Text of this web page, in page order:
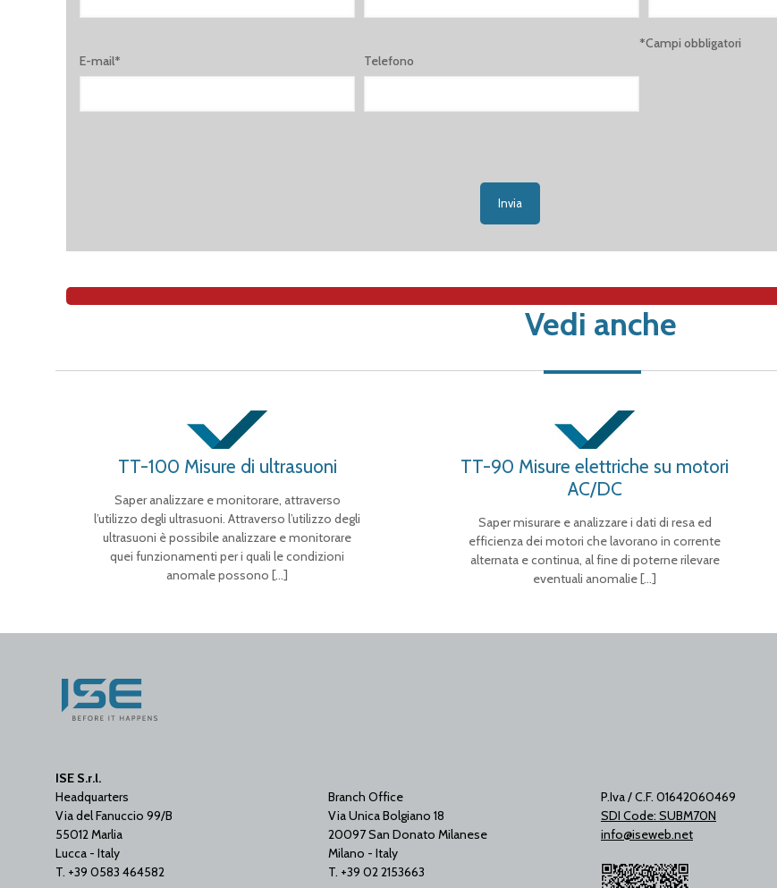
E-mail* Telefono
*Campi obbligatori
Vedi anche
TT-100 Misure di ultrasuoni
Saper analizzare e monitorare, attraverso
l’utilizzo degli ultrasuoni. Attraverso l’utilizzo degli
ultrasuoni è possibile analizzare e monitorare
quei funzionamenti per i quali le condizioni
anomale possono […]
TT-90 Misure elettriche su motori
AC/DC
Saper misurare e analizzare i dati di resa ed
efficienza dei motori che lavorano in corrente
alternata e continua, al fine di poterne rilevare
eventuali anomalie[…]
ISE S.r.l.
Headquarters
Via del Fanuccio 99/B
55012 Marlia
Lucca - Italy
T. +39 0583 464582
Branch Office
Via Unica Bolgiano 18
20097 San Donato Milanese
Milano - Italy
T. +39 02 2153663
P.Iva / C.F. 01642060469
SDI Code: SUBM70N
info@iseweb.net